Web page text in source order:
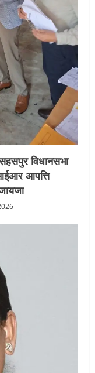
मुख्यमंत्री से
सांस्कृतिक
चर्चा
विधानसभा
आपत्ति